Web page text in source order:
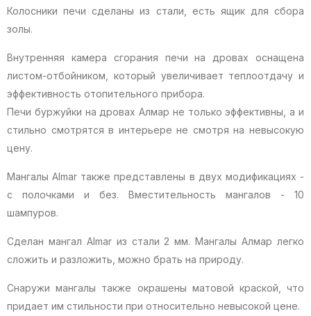
Колосники печи сделаны из стали, есть ящик для сбора
золы.
Внутренняя камера сгорания печи на дровах оснащена
листом-отбойником, который увеличивает теплоотдачу и
эффективность отопительного прибора.
Печи буржуйки на дровах Алмар не только эффективны, а и
стильно смотрятся в интерьере не смотря на невысокую
цену.
Мангалы Almar также представлены в двух модификациях -
с полочками и без. Вместительность мангалов - 10
шампуров.
Сделан мангал Almar из стали 2 мм. Мангалы Алмар легко
сложить и разложить, можно брать на природу.
Снаружи мангалы также окрашены матовой краской, что
придает им стильности при относительно невысокой цене.